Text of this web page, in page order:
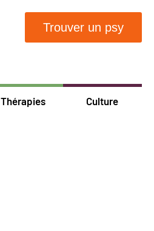
Trouver un psy
Thérapies Culture